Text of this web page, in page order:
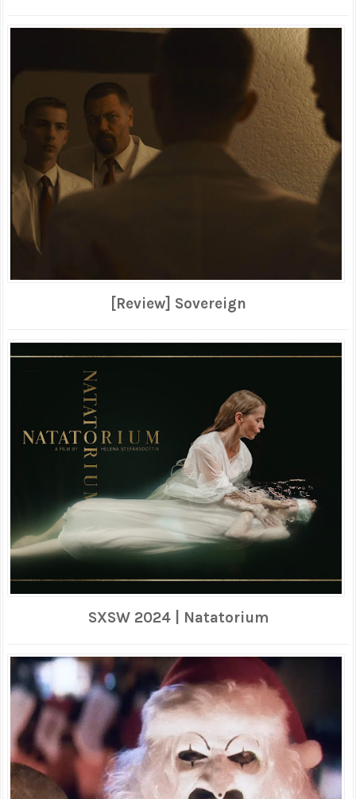
[Review] Sovereign
SXSW 2024 | Natatorium